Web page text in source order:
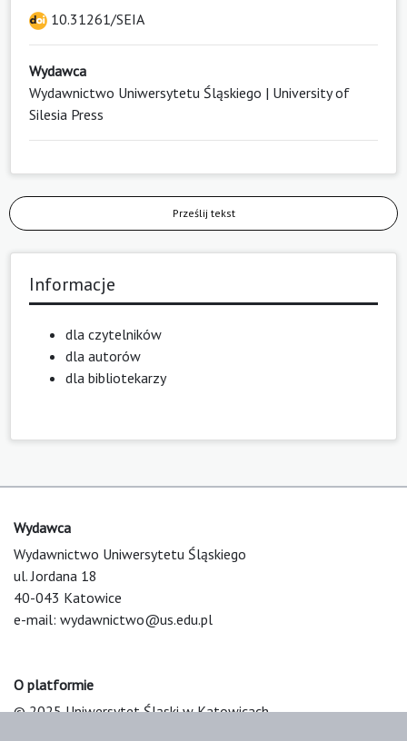
10.31261/SEIA
Wydawca
Wydawnictwo Uniwersytetu Śląskiego | University of
Silesia Press
Prześlij tekst
Informacje
dla czytelników
dla autorów
dla bibliotekarzy
Wydawca
Wydawnictwo Uniwersytetu Śląskiego
ul. Jordana 18
40-043 Katowice
e-mail: wydawnictwo@us.edu.pl
O platformie
© 2025 Uniwersytet Śląski w Katowicach